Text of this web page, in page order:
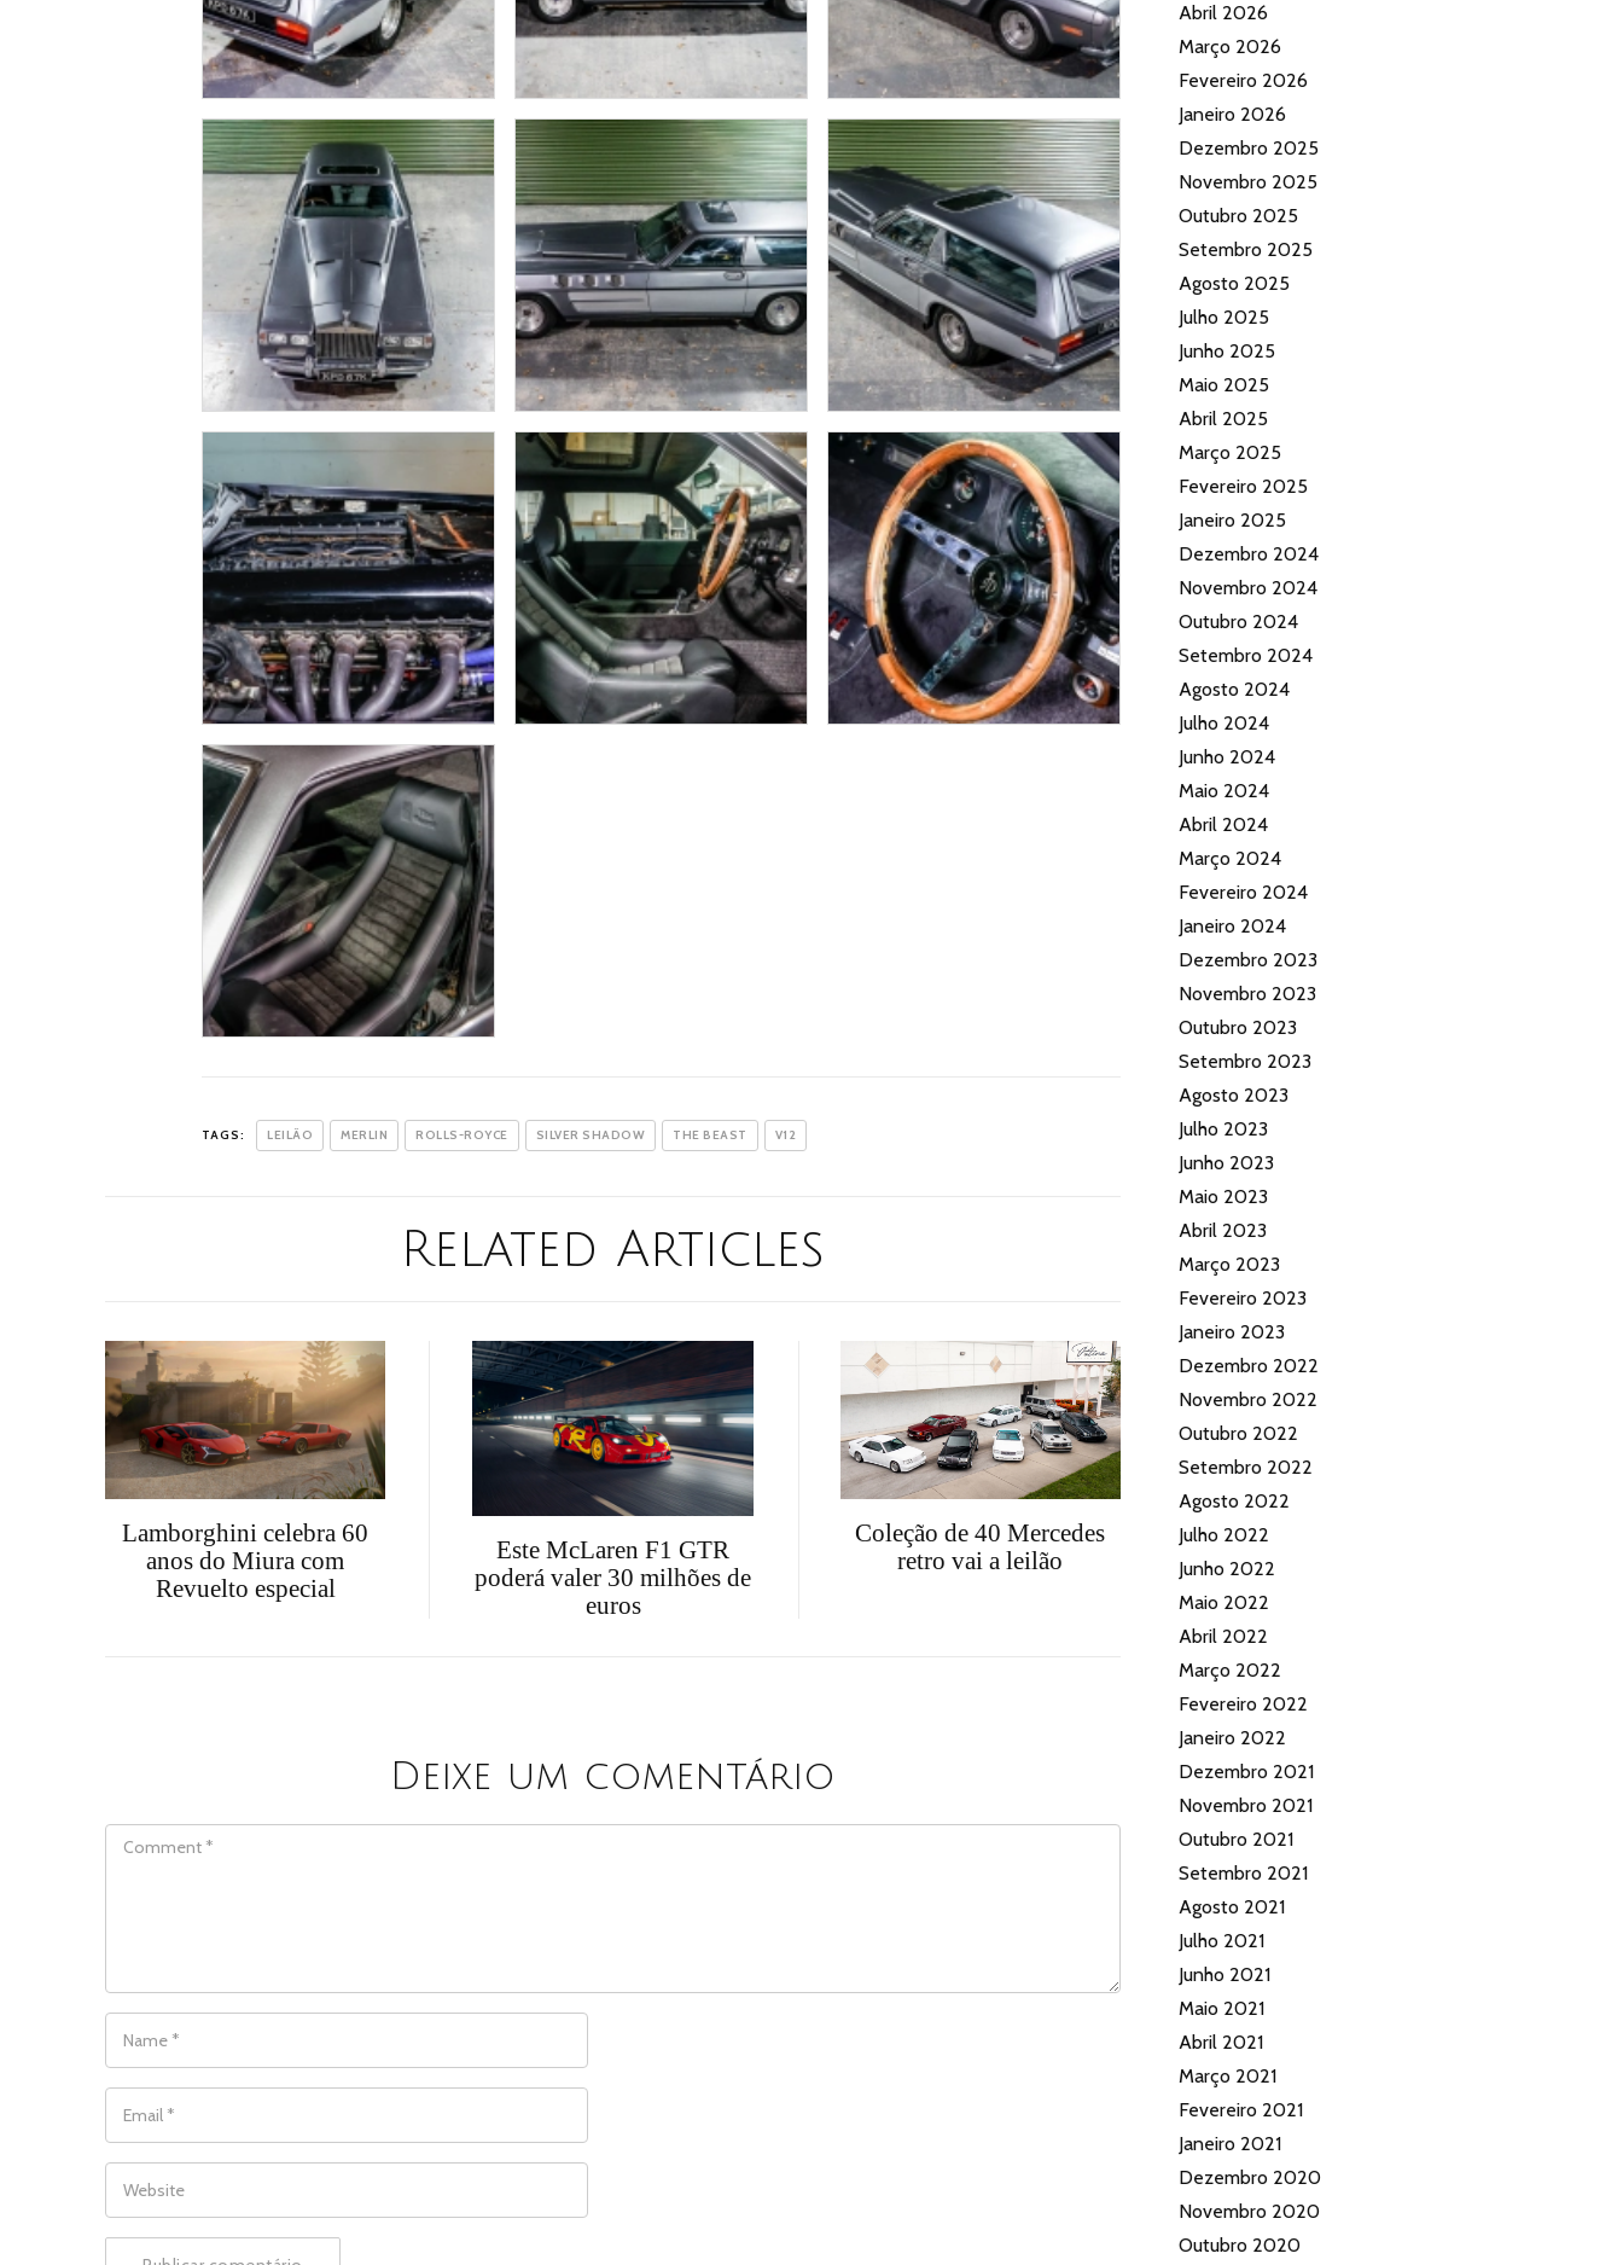
TAGS: LEILÃO MERLIN ROLLS-ROYCE SILVER SHADOW THE BEAST V12
Related Articles
Lamborghini celebra 60
anos do Miura com
Revuelto especial
Este McLaren F1 GTR
poderá valer 30 milhões de
euros
Coleção de 40 Mercedes
retro vai a leilão
Deixe um comentário
Abril 2026
Março 2026
Fevereiro 2026
Janeiro 2026
Dezembro 2025
Novembro 2025
Outubro 2025
Setembro 2025
Agosto 2025
Julho 2025
Junho 2025
Maio 2025
Abril 2025
Março 2025
Fevereiro 2025
Janeiro 2025
Dezembro 2024
Novembro 2024
Outubro 2024
Setembro 2024
Agosto 2024
Julho 2024
Junho 2024
Maio 2024
Abril 2024
Março 2024
Fevereiro 2024
Janeiro 2024
Dezembro 2023
Novembro 2023
Outubro 2023
Setembro 2023
Agosto 2023
Julho 2023
Junho 2023
Maio 2023
Abril 2023
Março 2023
Fevereiro 2023
Janeiro 2023
Dezembro 2022
Novembro 2022
Outubro 2022
Setembro 2022
Agosto 2022
Julho 2022
Junho 2022
Maio 2022
Abril 2022
Março 2022
Fevereiro 2022
Janeiro 2022
Dezembro 2021
Novembro 2021
Outubro 2021
Setembro 2021
Agosto 2021
Julho 2021
Junho 2021
Maio 2021
Abril 2021
Março 2021
Fevereiro 2021
Janeiro 2021
Dezembro 2020
Novembro 2020
Outubro 2020